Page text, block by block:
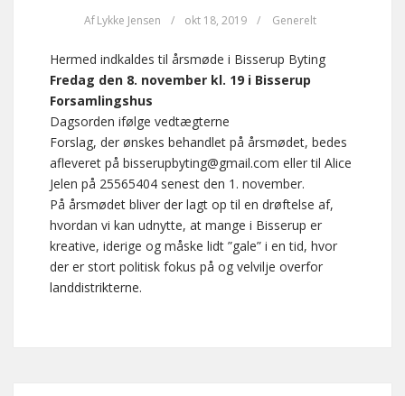
AfLykke Jensen / okt 18, 2019 / Generelt
Hermed indkaldes til årsmøde i Bisserup Byting
Fredag den 8. november kl. 19 i Bisserup
Forsamlingshus
Dagsorden ifølge vedtægterne
Forslag, der ønskes behandlet på årsmødet, bedes
afleveret på bisserupbyting@gmail.com eller til Alice
Jelen på 25565404 senest den 1. november.
På årsmødet bliver der lagt op til en drøftelse af,
hvordan vi kan udnytte, at mange i Bisserup er
kreative, iderige og måske lidt ”gale” i en tid, hvor
der er stort politisk fokus på og velvilje overfor
landdistrikterne.